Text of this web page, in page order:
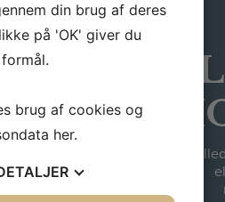
Se vores flotte
din brug af deres
på 'OK' giver du
brug af cookies og
her.